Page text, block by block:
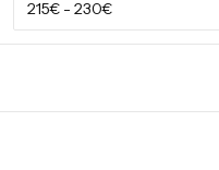
Prix
régulier
215€ - 230€
VOIR LES